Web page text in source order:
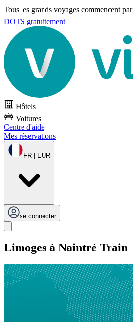
Tous les grands voyages commencent
DOTS gratuitement
Hôtels
Voitures
Centre d'aide
Mes réservations
FR | EUR
se connecter
Limoges à Naintré Train